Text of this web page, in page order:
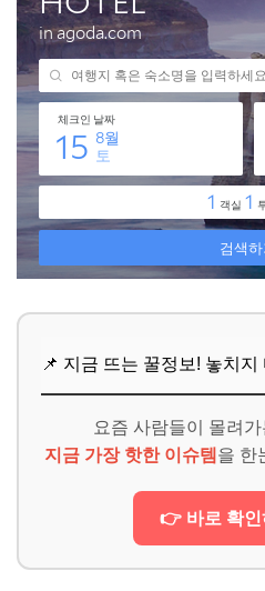
📌 지금 뜨는 꿀정보! 놓치지
요즘 사람들이 몰려
지금 가장 핫한 이슈템 을 한
👉 바로 확인